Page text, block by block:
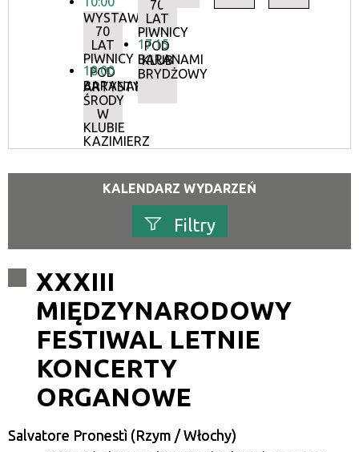
WYSTAWA:
70
LAT
PIWNICY
POD
BARANAMI
18:00
ARTYSTYCZNE
ŚRODY
W
KLUBIE
KAZIMIERZ
70
LAT
PIWNICY
POD
BARANAMI
17:15
KLUB
BRYDŻOWY
KALENDARZ WYDARZEŃ
Filtry
Kategoria
Trwające w zakresie
—
Miejsce
Organizator
XXXIII
MIĘDZYNARODOWY
FESTIWAL LETNIE
KONCERTY
ORGANOWE
Salvatore Pronestì (Rzym / Włochy)